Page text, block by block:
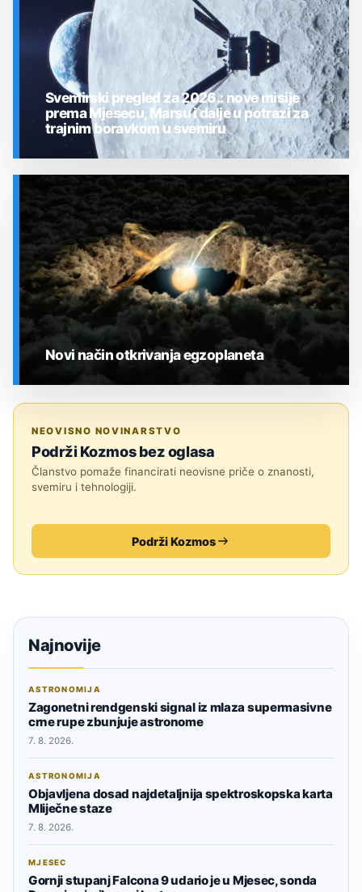
SVEMIR
Svemirski pregled za 2026.: nove misije
prema Mjesecu, Marsu i dalje u potrazi za
trajnim boravkom u svemiru
Novi način otkrivanja egzoplaneta
NEOVISNO NOVINARSTVO
Podrži Kozmos bez oglasa
Članstvo pomaže financirati neovisne priče o znanosti,
svemiru i tehnologiji.
Podrži Kozmos
Najnovije
ASTRONOMIJA
Zagonetni rendgenski signal iz mlaza supermasivne
crne rupe zbunjuje astronome
7. 8. 2026.
ASTRONOMIJA
Objavljena dosad najdetaljnija spektroskopska karta
Mliječne staze
7. 8. 2026.
MJESEC
Gornji stupanj Falcona 9 udario je u Mjesec, sonda